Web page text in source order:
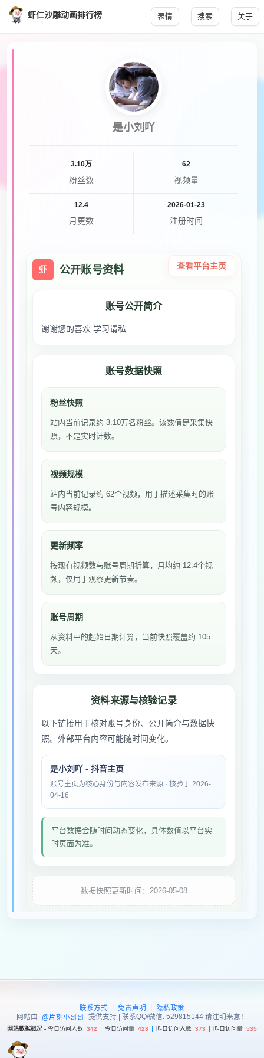
虾仁沙雕动画排行榜 表情 搜索 关于
是小刘吖
3.10万
粉丝数
62
视频量
12.4
月更数
2026-01-23
注册时间
虾 公开账号资料 查看平台主页
账号公开简介
谢谢您的喜欢 学习请私
账号数据快照
粉丝快照
站内当前记录约 3.10万名粉丝。该数值是采集快
照，不是实时计数。
视频规模
站内当前记录约 62个视频，用于描述采集时的账
号内容规模。
更新频率
按现有视频数与账号周期折算，月均约 12.4个视
频，仅用于观察更新节奏。
账号周期
从资料中的起始日期计算，当前快照覆盖约 105
天。
资料来源与核验记录
以下链接用于核对账号身份、公开简介与数据快
照。外部平台内容可能随时间变化。
是小刘吖 - 抖音主页
账号主页为核心身份与内容发布来源 · 核验于 2026-
04-16
平台数据会随时间动态变化，具体数值以平台实
时页面为准。
数据快照更新时间：2026-05-08
联系方式 | 免责声明 |
隐私政策
网站由
@片刻小哥哥 提供支持 | 联系QQ/微信: 529815144 请注明来意！
网站数据概况 - 今日访问人数 342 今日访问量 428 昨日访问人数 373 昨日访问量 535